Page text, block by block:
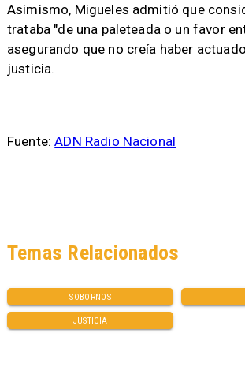
Asimismo, Migueles admitió que
trataba "de una paleteada o un favor
asegurando que no creía haber
justicia.
Fuente:ADN Radio Nacional
SOBORNOS
JUSTICIA
Temas Relacionados